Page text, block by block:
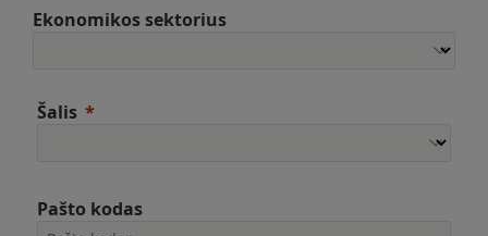
Ekonomikos sektorius
Šalis
Pašto kodas